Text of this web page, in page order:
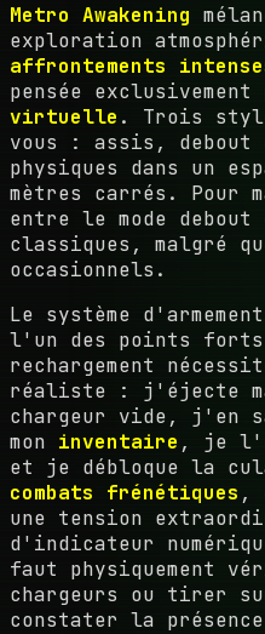
Metro Awakening
exploration
affrontements
pensée
virtuelle . Trois
vous : assis, debout
physiques dans un
mètres carrés.
entre le mode debout
classiques, malgré
occasionnels.
Le système
l'un des points forts
rechargement
réaliste : j'éjecte
chargeur vide, j'en
mon inventaire , je
et je débloque la
combats frénétiques ,
une tension
d'indicateur
faut physiquement
chargeurs ou tirer
constater la